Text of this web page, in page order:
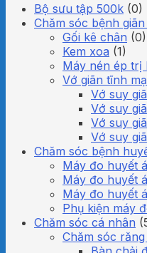
Bộ sưu tập 500k (0)
Chăm sóc bệnh
Gối kê chân (0)
Kem xoa (1)
Máy nén ép trị
Vớ giãn tĩnh
Vớ suy
Vớ suy
Vớ suy
Vớ suy
Chăm sóc bệnh
Máy đo huyết
Máy đo huyết
Máy đo huyết
Phụ kiện máy
Chăm sóc cá nhân
Chăm sóc răng